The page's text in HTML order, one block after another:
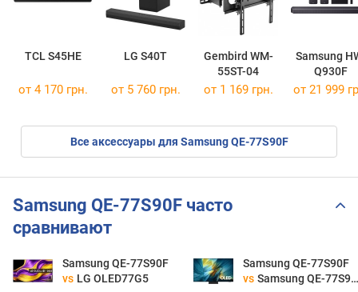
TCL S45HE LG S40T
Gembird WM-
55ST-04
Samsung
Q930F
от 4 170 грн. от 5 760 грн. от 1 169 грн. от 21 999
Все аксессуары для Samsung QE-77S90F
Samsung QE-77S90F часто
сравнивают
Samsung QE-77S90F
vs LG OLED77G5
Samsung QE-77S90F
vs Samsung QE-77S95F